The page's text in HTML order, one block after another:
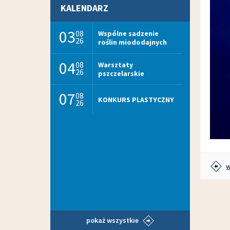
KALENDARZ
0308
26
Wspólne sadzenie
roślin miododajnych
0408
26
Warsztaty
pszczelarskie
0708
26 KONKURS PLASTYCZNY
pokaż wszystkie